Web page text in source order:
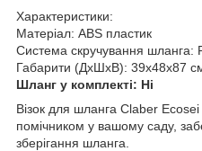
Характеристики:
Матеріал: ABS пластик
Система скручування шланга:
Габарити (ДхШхВ): 39х48х87
Шланг у комплекті: Ні
Візок для шланга Claber
помічником у вашому саду,
зберігання шланга.